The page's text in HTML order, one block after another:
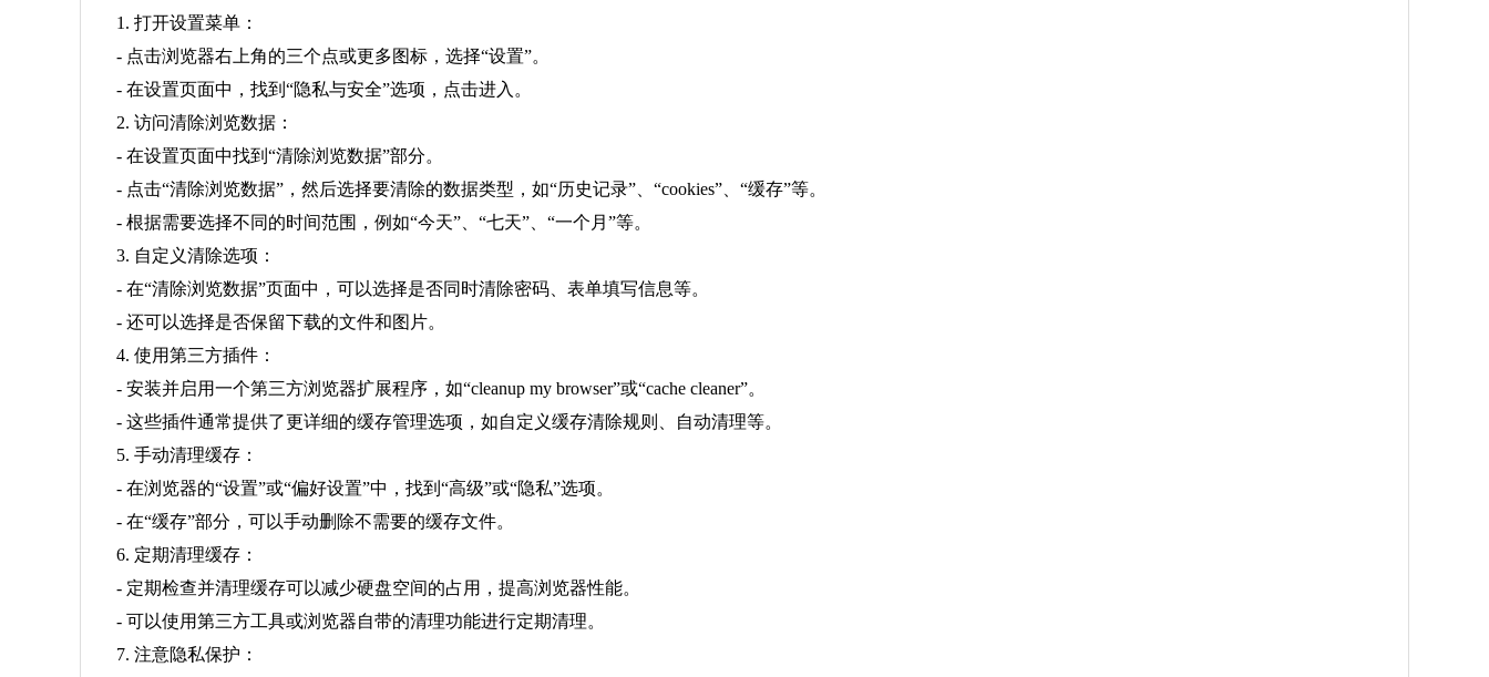
1. 打开设置菜单：
- 点击浏览器右上角的三个点或更多图标，选择“设置”。
- 在设置页面中，找到“隐私与安全”选项，点击进入。
2. 访问清除浏览数据：
- 在设置页面中找到“清除浏览数据”部分。
- 点击“清除浏览数据”，然后选择要清除的数据类型，如“历史记录”、“cookies”、“缓存”等。
- 根据需要选择不同的时间范围，例如“今天”、“七天”、“一个月”等。
3. 自定义清除选项：
- 在“清除浏览数据”页面中，可以选择是否同时清除密码、表单填写信息等。
- 还可以选择是否保留下载的文件和图片。
4. 使用第三方插件：
- 安装并启用一个第三方浏览器扩展程序，如“cleanup my browser”或“cache cleaner”。
- 这些插件通常提供了更详细的缓存管理选项，如自定义缓存清除规则、自动清理等。
5. 手动清理缓存：
- 在浏览器的“设置”或“偏好设置”中，找到“高级”或“隐私”选项。
- 在“缓存”部分，可以手动删除不需要的缓存文件。
6. 定期清理缓存：
- 定期检查并清理缓存可以减少硬盘空间的占用，提高浏览器性能。
- 可以使用第三方工具或浏览器自带的清理功能进行定期清理。
7. 注意隐私保护：